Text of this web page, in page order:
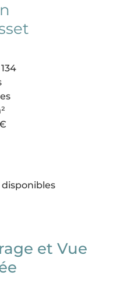
134
et Vue